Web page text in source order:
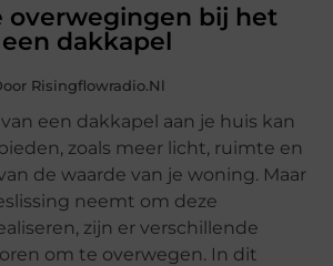
overwegingen bij het
dakkapel
Risingflowradio.nl
een dakkapel aan je huis kan
zoals meer licht, ruimte en
de waarde van je woning. Maar
neemt om deze
zijn er verschillende
om te overwegen. In dit